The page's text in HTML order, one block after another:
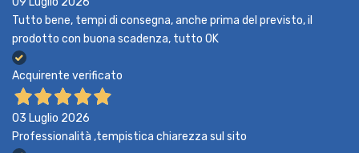
Tutto bene, tempi di consegna, anche prima del previsto, il
prodotto con buona scadenza, tutto OK
Acquirente verificato
03 Luglio 2026
Professionalità ,tempistica chiarezza sul sito